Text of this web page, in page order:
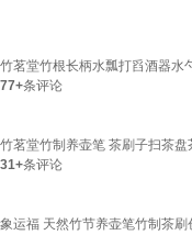
竹茗堂竹根长柄水瓢打舀酒器水
77+条评论
竹茗堂竹制养壶笔 茶刷子扫茶
31+条评论
象运福 天然竹节养壶笔竹制茶